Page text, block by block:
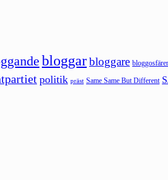
bloggarbloggare
politik präst Same Same But Different